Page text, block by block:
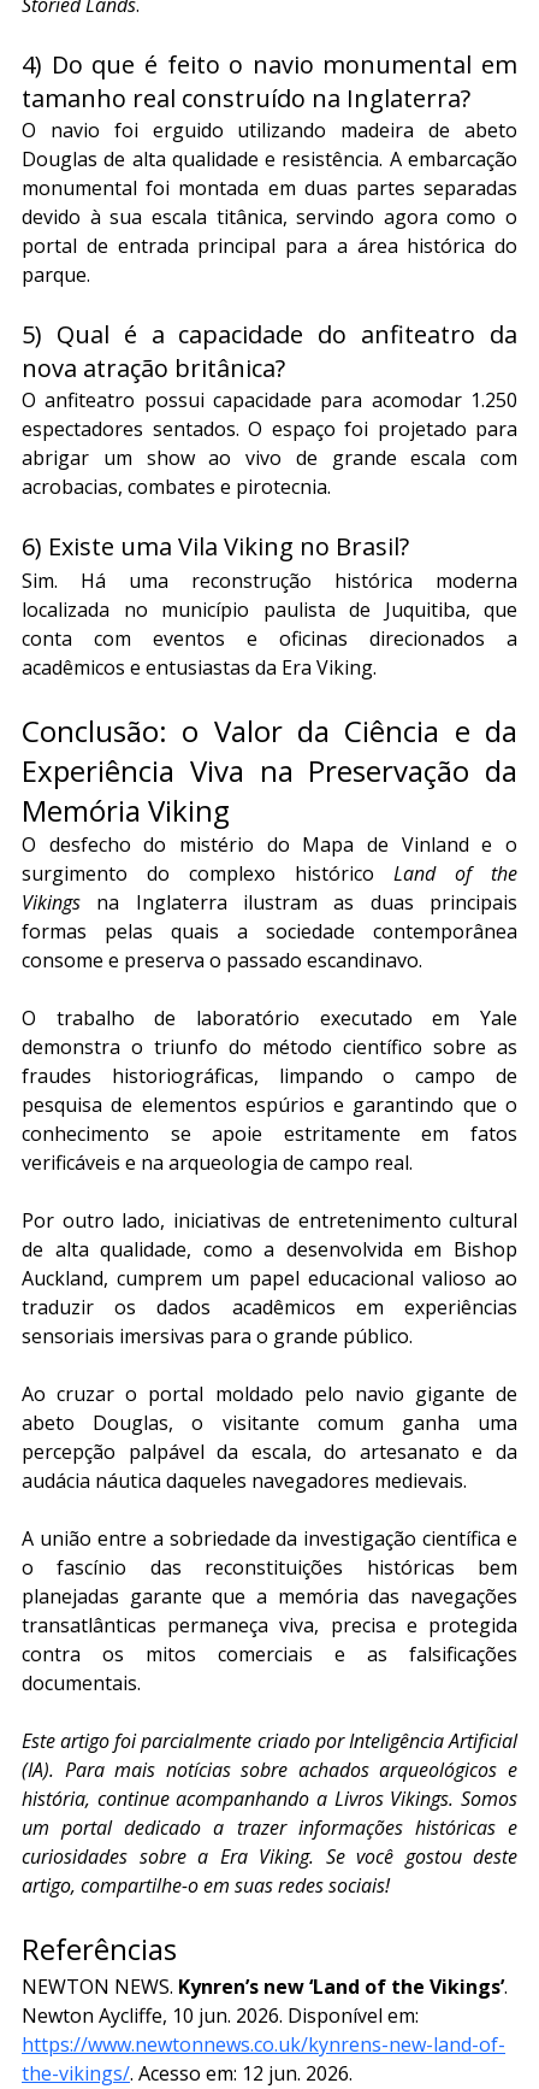
4) Do que é feito o navio monumental em
tamanho real construído na Inglaterra?
O navio foi erguido utilizando madeira de abeto
Douglas de alta qualidade e resistência. A embarcação
monumental foi montada em duas partes separadas
devido à sua escala titânica, servindo agora como o
portal de entrada principal para a área histórica do
parque.
5) Qual é a capacidade do anfiteatro da
nova atração britânica?
O anfiteatro possui capacidade para acomodar 1.250
espectadores sentados. O espaço foi projetado para
abrigar um show ao vivo de grande escala com
acrobacias, combates e pirotecnia.
6) Existe uma Vila Viking no Brasil?
Sim. Há uma reconstrução histórica moderna
localizada no município paulista de Juquitiba, que
conta com eventos e oficinas direcionados a
acadêmicos e entusiastas da Era Viking.
Conclusão: o Valor da Ciência e da
Experiência Viva na Preservação da
Memória Viking
O desfecho do mistério do Mapa de Vinland e o
surgimento do complexo histórico Land of the
Vikings na Inglaterra ilustram as duas principais
formas pelas quais a sociedade contemporânea
consome e preserva o passado escandinavo.
O trabalho de laboratório executado em Yale
demonstra o triunfo do método científico sobre as
fraudes historiográficas, limpando o campo de
pesquisa de elementos espúrios e garantindo que o
conhecimento se apoie estritamente em fatos
verificáveis e na arqueologia de campo real.
Por outro lado, iniciativas de entretenimento cultural
de alta qualidade, como a desenvolvida em Bishop
Auckland, cumprem um papel educacional valioso ao
traduzir os dados acadêmicos em experiências
sensoriais imersivas para o grande público.
Ao cruzar o portal moldado pelo navio gigante de
abeto Douglas, o visitante comum ganha uma
percepção palpável da escala, do artesanato e da
audácia náutica daqueles navegadores medievais.
A união entre a sobriedade da investigação científica e
o fascínio das reconstituições históricas bem
planejadas garante que a memória das navegações
transatlânticas permaneça viva, precisa e protegida
contra os mitos comerciais e as falsificações
documentais.
Este artigo foi parcialmente criado por Inteligência Artificial
(IA). Para mais notícias sobre achados arqueológicos e
história, continue acompanhando a Livros Vikings. Somos
um portal dedicado a trazer informações históricas e
curiosidades sobre a Era Viking. Se você gostou deste
artigo, compartilhe-o em suas redes sociais!
Referências
NEWTON NEWS. Kynren’s new ‘Land of the Vikings’.
Newton Aycliffe, 10 jun. 2026. Disponível em:
https://www.newtonnews.co.uk/kynrens-new-land-of-
the-vikings/. Acesso em: 12 jun. 2026.